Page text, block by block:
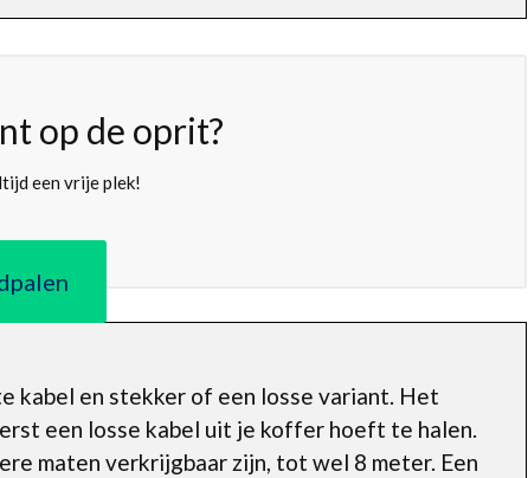
op de oprit?
een vrije plek!
kabel en stekker of een losse variant. Het
een losse kabel uit je koffer hoeft te halen.
maten verkrijgbaar zijn, tot wel 8 meter. Een